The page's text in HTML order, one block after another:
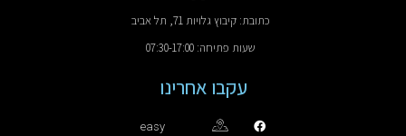
כתובת: קיבוץ גלויות 71, תל אביב
שעות פתיחה: 07:30-17:00
עקבו אחרינו
easy